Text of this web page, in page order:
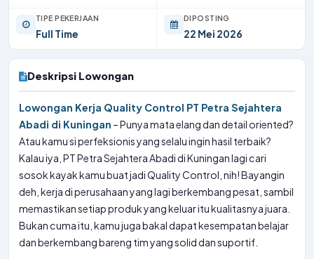
TIPE PEKERJAAN
Full Time
DIPOSTING
22 Mei 2026
Deskripsi Lowongan
Lowongan Kerja Quality Control PT Petra Sejahtera
Abadi di Kuningan – Punya mata elang dan detail oriented?
Atau kamu si perfeksionis yang selalu ingin hasil terbaik?
Kalau iya, PT Petra Sejahtera Abadi di Kuningan lagi cari
sosok kayak kamu buat jadi Quality Control, nih! Bayangin
deh, kerja di perusahaan yang lagi berkembang pesat, sambil
memastikan setiap produk yang keluar itu kualitasnya juara.
Bukan cuma itu, kamu juga bakal dapat kesempatan belajar
dan berkembang bareng tim yang solid dan suportif.